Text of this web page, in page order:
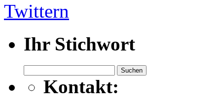
Twittern
Ihr Stichwort
nach: Kontakt: